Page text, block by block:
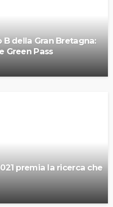
della Gran Bretagna:
Green Pass
premia la ricerca che